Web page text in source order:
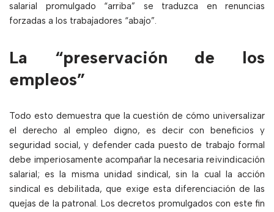
salarial promulgado “arriba” se traduzca en renuncias
forzadas a los trabajadores “abajo”.
La “preservación de los
empleos”
Todo esto demuestra que la cuestión de cómo universalizar
el derecho al empleo digno, es decir con beneficios y
seguridad social, y defender cada puesto de trabajo formal
debe imperiosamente acompañar la necesaria reivindicación
salarial; es la misma unidad sindical, sin la cual la acción
sindical es debilitada, que exige esta diferenciación de las
quejas de la patronal. Los decretos promulgados con este fin